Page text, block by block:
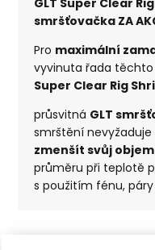
smršťovačka ZA
Pro maximální
vyvinuta řada
Super Clear Rig
průsvitná GLT
smrštění
zmenšít svůj objem
průměru při teplotě
s použitím fénu,